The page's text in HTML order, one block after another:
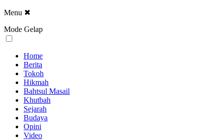
Menu ✖
Mode Gelap
Home
Berita
Tokoh
Hikmah
Bahtsul Masail
Khutbah
Sejarah
Budaya
Opini
Video